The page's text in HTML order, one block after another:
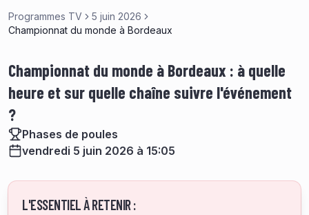
Programmes TV
5 juin 2026
Championnat du monde à Bordeaux
Championnat du monde à Bordeaux : à quelle
heure et sur quelle chaîne suivre l'événement
?
Phases de poules
vendredi 5 juin 2026 à 15:05
L'ESSENTIEL À RETENIR :